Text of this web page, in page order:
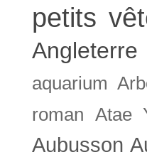
petits
Angleterre
aquarium
roman Atae
Aubusson